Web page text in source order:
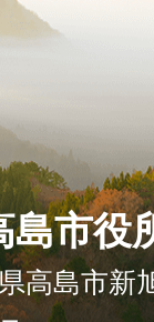
島市役
高島市新